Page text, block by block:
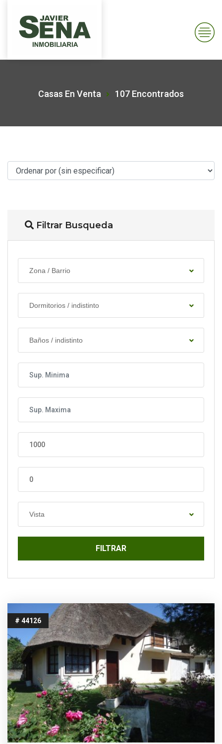
Casas En Venta 107 Encontrados
Filtrar Busqueda
Zona / Barrio
Dormitorios / indistinto
Baños / indistinto
Vista
FILTRAR
# 44126